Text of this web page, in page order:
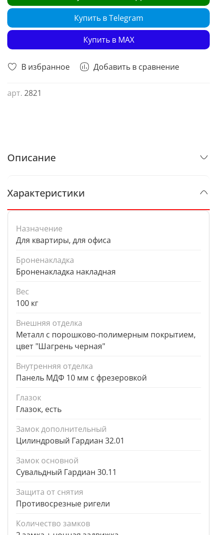
В избранное Добавить в сравнение
арт. 2821
Купить в Telegram
Купить в MAX
Описание
Характеристики
Назначение
Для квартиры, для офиса
Броненакладка
Броненакладка накладная
Вес
100 кг
Внешняя отделка
Металл с порошково-полимерным покрытием,
цвет "Шагрень черная"
Внутренняя отделка
Панель МДФ 10 мм с фрезеровкой
Глазок
Глазок, есть
Замок дополнительный
Цилиндровый Гардиан 32.01
Замок основной
Сувальдный Гардиан 30.11
Защита от снятия
Противосрезные ригели
Количество замков